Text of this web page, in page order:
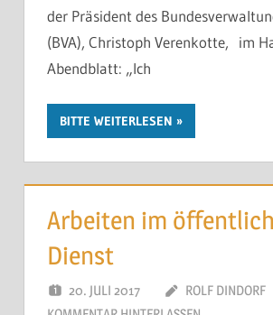
der Präsident des
(BVA), Christoph Verenkotte, im
Abendblatt: „Ich
BITTE WEITERLESEN
Arbeiten im
Dienst
20. JULI 2017
ROLF DINDORF